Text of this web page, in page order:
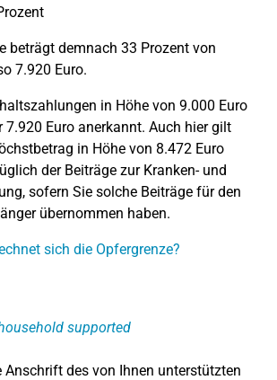
beträgt demnach 33 Prozent von
7.920 Euro.
in Höhe von 9.000 Euro
7.920 Euro anerkannt. Auch hier gilt
in Höhe von 8.472 Euro
der Beiträge zur Kranken- und
sofern Sie solche Beiträge für den
übernommen haben.
sich die Opfergrenze?
supported
Anschrift des von Ihnen unterstützten